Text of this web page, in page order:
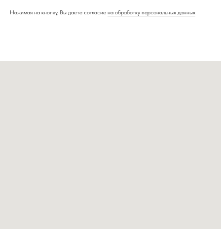
Нажимая на кнопку, Вы даете согласие на обработку персональных данных